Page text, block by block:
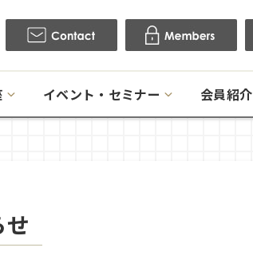
イベント・セミナー 会員紹介